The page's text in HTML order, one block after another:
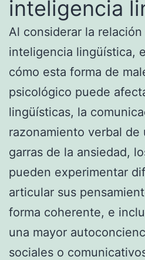
inteligencia
Al considerar la
inteligencia lingüística,
cómo esta forma de
psicológico puede
lingüísticas, la
razonamiento verbal de
garras de la ansiedad,
pueden experimentar
articular sus
forma coherente, e
una mayor
sociales o